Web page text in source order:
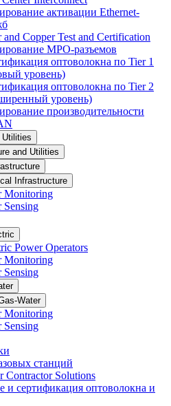
активации Ethernet-
and Copper Test and Certification
МРО-разъемов
оптоволокна по Tier 1
уровень)
оптоволокна по Tier 2
уровень)
производительности
Utilities
and Utilities
Infrastructure
Monitoring
Sensing
Power Operators
Monitoring
Sensing
Water
Monitoring
Sensing
станций
Contractor Solutions
и сертификация оптоволокна и